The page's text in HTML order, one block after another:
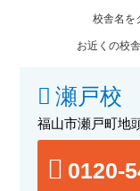
校舎名を
お近くの校
瀬戸校
福山市瀬戸町地
0120-